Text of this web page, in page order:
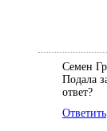
Семен
Подала
ответ?
Ответить